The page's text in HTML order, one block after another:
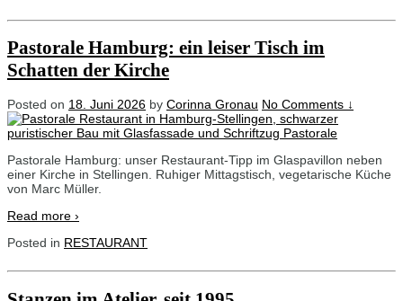
Pastorale Hamburg: ein leiser Tisch im
Schatten der Kirche
Posted on 18. Juni 2026 by Corinna Gronau No Comments ↓
Pastorale Hamburg: unser Restaurant-Tipp im Glaspavillon neben
einer Kirche in Stellingen. Ruhiger Mittagstisch, vegetarische Küche
von Marc Müller.
Read more ›
Posted in RESTAURANT